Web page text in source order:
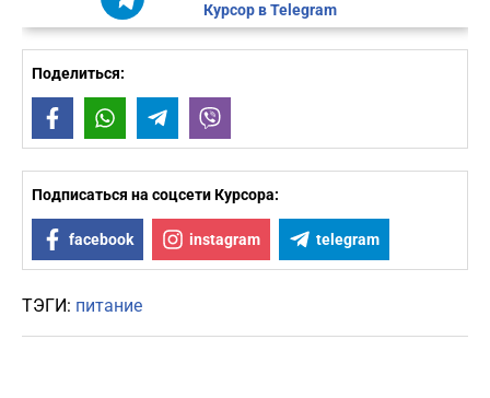
Курсор в Telegram
Поделиться:
FacebookWhatsAppTelegram
Подписаться на соцсети Курсора:
facebook instagram telegram
ТЭГИ: питание